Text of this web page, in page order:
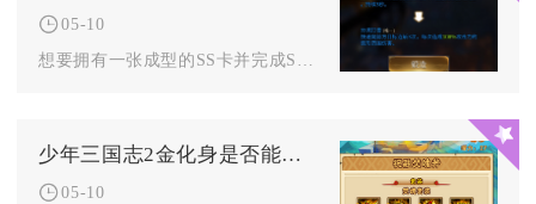
05-10
少年三国志2金化身是否能解锁特殊技能
05-10